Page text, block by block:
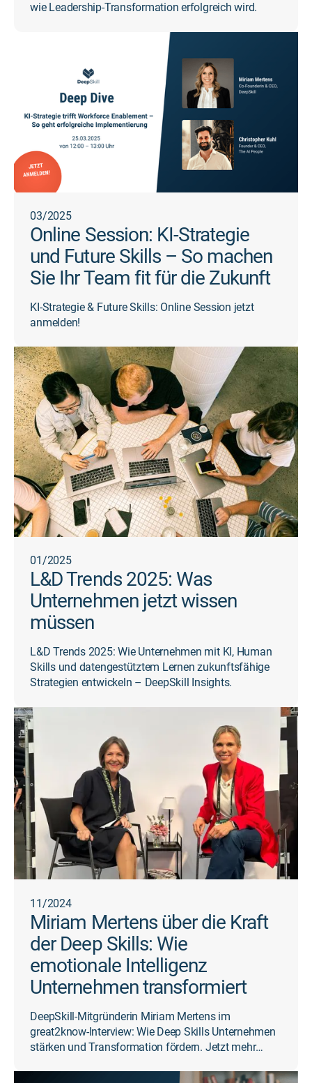
wie Leadership-Transformation erfolgreich wird.
03/2025
Online Session: KI-Strategie
und Future Skills – So machen
Sie Ihr Team fit für die Zukunft
KI-Strategie & Future Skills: Online Session jetzt
anmelden!
01/2025
L&D Trends 2025: Was
Unternehmen jetzt wissen
müssen
L&D Trends 2025: Wie Unternehmen mit KI, Human
Skills und datengestütztem Lernen zukunftsfähige
Strategien entwickeln – DeepSkill Insights.
11/2024
Miriam Mertens über die Kraft
der Deep Skills: Wie
emotionale Intelligenz
Unternehmen transformiert
DeepSkill-Mitgründerin Miriam Mertens im
great2know-Interview: Wie Deep Skills Unternehmen
stärken und Transformation fördern. Jetzt mehr